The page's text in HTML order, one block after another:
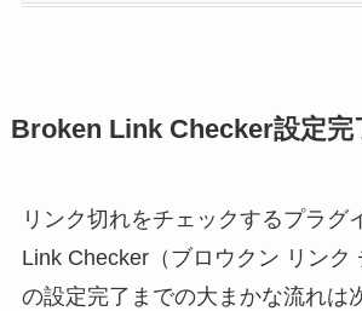
Broken Link Checker設定完
リンク切れをチェックするプラグ
Link Checker（ブロウクン リンク
の設定完了までの大まかな流れは